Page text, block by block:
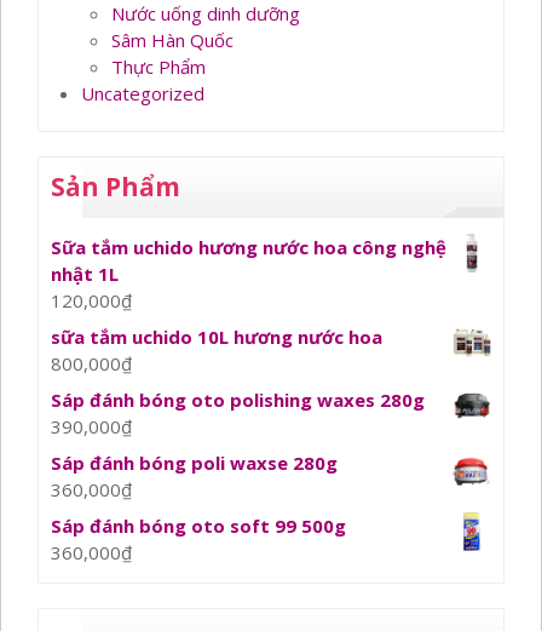
Nước uống dinh dưỡng
Sâm Hàn Quốc
Thực Phẩm
Uncategorized
Sản Phẩm
Sữa tắm uchido hương nước hoa công nghệ
nhật 1L
120,000₫
sữa tắm uchido 10L hương nước hoa
800,000₫
Sáp đánh bóng oto polishing waxes 280g
390,000₫
Sáp đánh bóng poli waxse 280g
360,000₫
Sáp đánh bóng oto soft 99 500g
360,000₫